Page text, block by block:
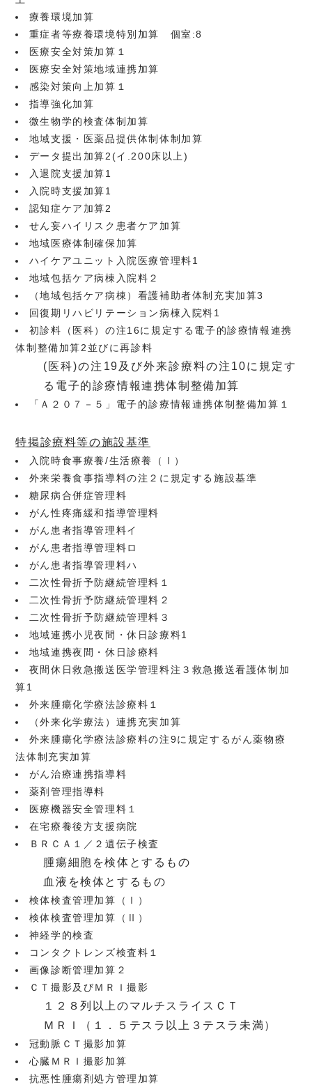
療養環境加算
重症者等療養環境特別加算 個室:8
医療安全対策加算１
医療安全対策地域連携加算
感染対策向上加算１
指導強化加算
微生物学的検査体制加算
地域支援・医薬品提供体制体制加算
データ提出加算2(イ.200床以上)
入退院支援加算1
入院時支援加算1
認知症ケア加算2
せん妄ハイリスク患者ケア加算
地域医療体制確保加算
ハイケアユニット入院医療管理料1
地域包括ケア病棟入院料２
（地域包括ケア病棟）看護補助者体制充実加算3
回復期リハビリテーション病棟入院料1
初診料（医科）の注16に規定する電子的診療情報連携
体制整備加算2並びに再診料
(医科)の注19及び外来診療料の注10に規定す
る電子的診療情報連携体制整備加算
「Ａ２０７－５」電子的診療情報連携体制整備加算１
特掲診療料等の施設基準
入院時食事療養/生活療養（Ⅰ）
外来栄養食事指導料の注２に規定する施設基準
糖尿病合併症管理料
がん性疼痛緩和指導管理料
がん患者指導管理料イ
がん患者指導管理料ロ
がん患者指導管理料ハ
二次性骨折予防継続管理料１
二次性骨折予防継続管理料２
二次性骨折予防継続管理料３
地域連携小児夜間・休日診療料1
地域連携夜間・休日診療料
夜間休日救急搬送医学管理料注３救急搬送看護体制加
算1
外来腫瘍化学療法診療料１
（外来化学療法）連携充実加算
外来腫瘍化学療法診療料の注9に規定するがん薬物療
法体制充実加算
がん治療連携指導料
薬剤管理指導料
医療機器安全管理料１
在宅療養後方支援病院
ＢＲＣＡ１／２遺伝子検査
腫瘍細胞を検体とするもの
血液を検体とするもの
検体検査管理加算（Ⅰ）
検体検査管理加算（Ⅱ）
神経学的検査
コンタクトレンズ検査料１
画像診断管理加算２
ＣＴ撮影及びＭＲＩ撮影
１２８列以上のマルチスライスＣＴ
ＭＲＩ（１．５テスラ以上３テスラ未満）
冠動脈ＣＴ撮影加算
心臓ＭＲＩ撮影加算
抗悪性腫瘍剤処方管理加算